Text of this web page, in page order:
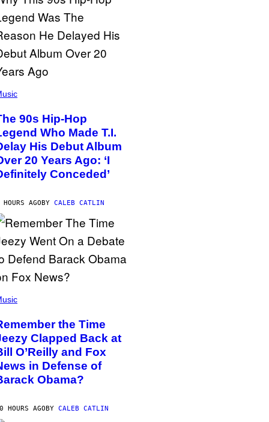
90s Hip-Hop
Who Made T.I.
His Debut Album
20 Years Ago: ‘I
Conceded’
AGOBY CALEB CATLIN
the Time
Clapped Back at
O’Reilly and Fox
in Defense of
Obama?
HOURS AGOBY CALEB CATLIN